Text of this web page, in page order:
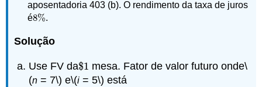
aposentadoria 403 (b). O rendimento da taxa de juros
é8%
8%.
Solução
Use FV da$1
$1 mesa. Fator de valor futuro onde\
(n = 7\) e\(i = 5\) está